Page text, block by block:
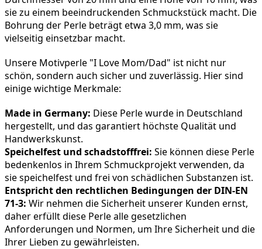
sie zu einem beeindruckenden Schmuckstück macht. Die
Bohrung der Perle beträgt etwa 3,0 mm, was sie
vielseitig einsetzbar macht.
Unsere Motivperle "I Love Mom/Dad" ist nicht nur
schön, sondern auch sicher und zuverlässig. Hier sind
einige wichtige Merkmale:
Made in Germany: Diese Perle wurde in Deutschland
hergestellt, und das garantiert höchste Qualität und
Handwerkskunst.
Speichelfest und schadstofffrei: Sie können diese Perle
bedenkenlos in Ihrem Schmuckprojekt verwenden, da
sie speichelfest und frei von schädlichen Substanzen ist.
Entspricht den rechtlichen Bedingungen der DIN-EN
71-3: Wir nehmen die Sicherheit unserer Kunden ernst,
daher erfüllt diese Perle alle gesetzlichen
Anforderungen und Normen, um Ihre Sicherheit und die
Ihrer Lieben zu gewährleisten.